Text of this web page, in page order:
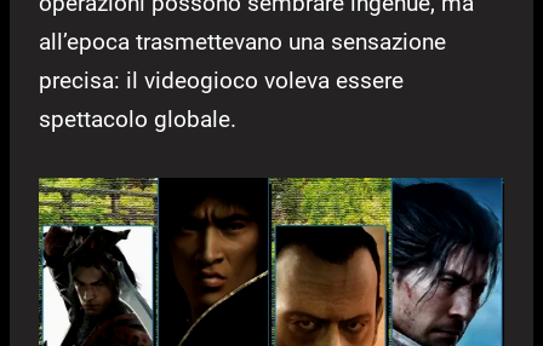
all’epoca trasmettevano una sensazione
precisa: il videogioco voleva essere
spettacolo globale.